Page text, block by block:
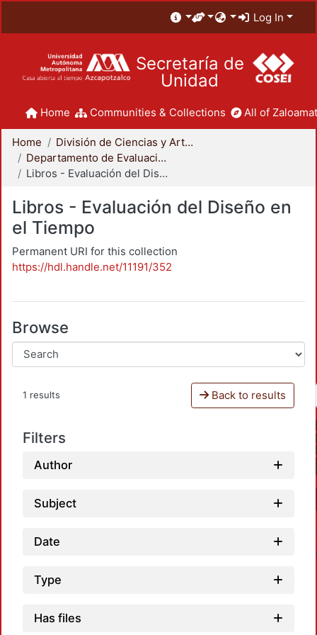
Log In
Secretaría de
Unidad
Home Communities & Collections All of
Home
División de Ciencias y Artes para el Diseño
Departamento de Evaluación del Diseño en el Tiempo
Libros - Evaluación del Diseño en el Tiempo
Libros - Evaluación del Diseño en
el Tiempo
Permanent URI for this collection
https://hdl.handle.net/11191/352
Browse
1 results Back to results
Filters
Author
Subject
Date
Type
Has files